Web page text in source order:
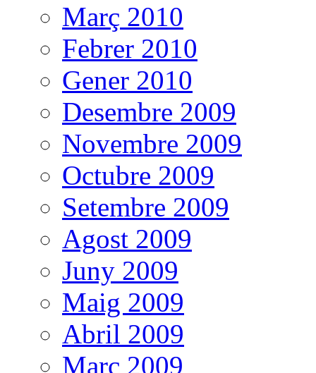
Març 2010
Febrer 2010
Gener 2010
Desembre 2009
Novembre 2009
Octubre 2009
Setembre 2009
Agost 2009
Juny 2009
Maig 2009
Abril 2009
Març 2009